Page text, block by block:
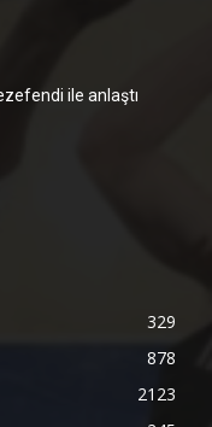
ile anlaştı
329
878
2123